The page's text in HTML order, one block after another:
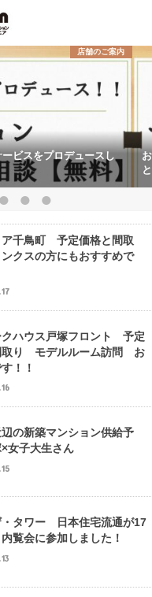
店舗のご案内
ビスをプロデュースし
ア千鳥町 予定価格と間取
クスの方にもおすすめで
クハウス戸塚フロント 予定
取り モデルルーム訪問 お
！！
の新築マンション供給予
女子大生さん
・タワー 日本住宅流通が17
内覧会に参加しました！